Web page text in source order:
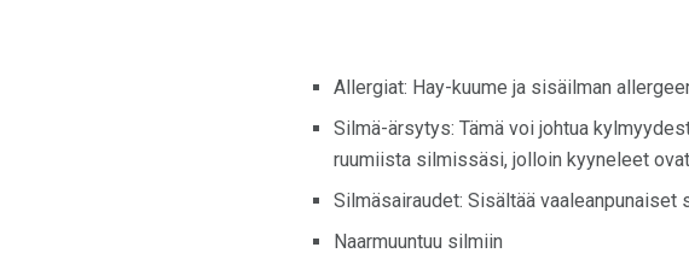
Allergiat: Hay-kuume ja sisäilman
Silmä-ärsytys: Tämä voi johtua
ruumiista silmissäsi, jolloin kyyneleet
Silmäsairaudet: Sisältää
Naarmuuntuu silmiin